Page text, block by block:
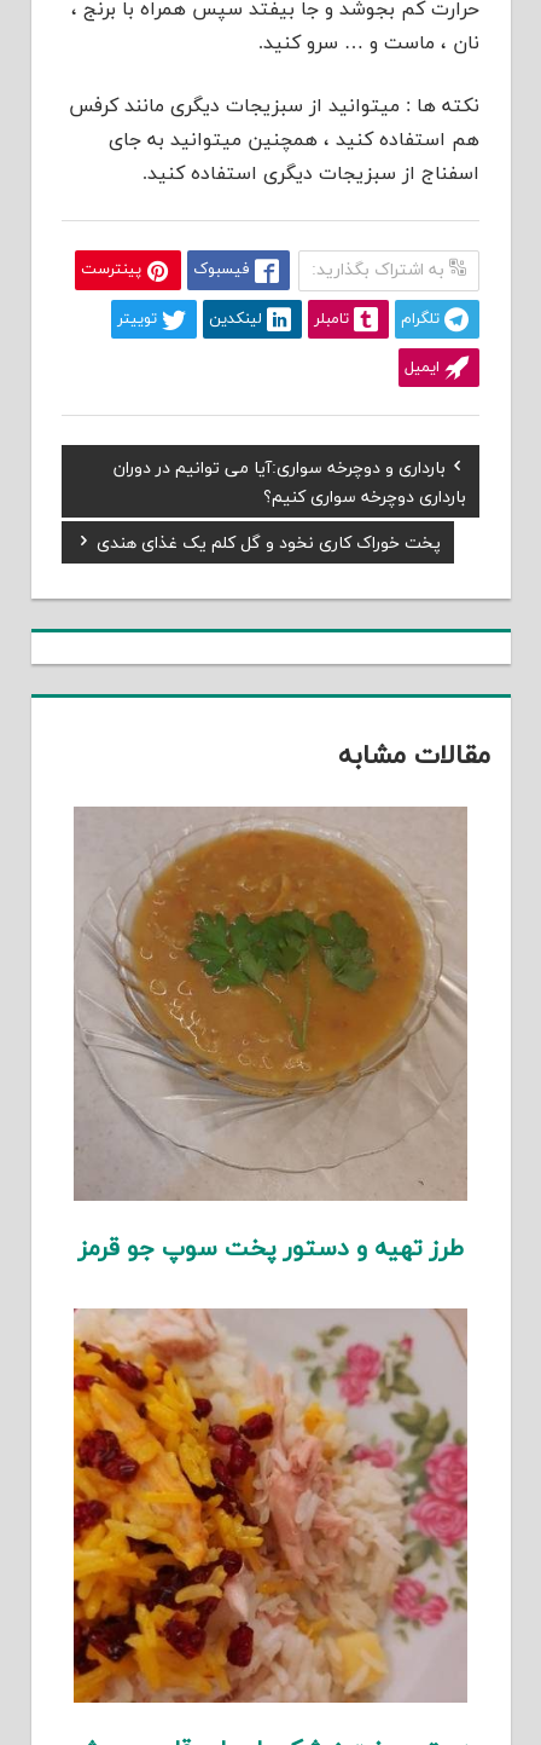
حرارت کم بجوشد و جا بیفتد سپس همراه با برنج ،
نان ، ماست و … سرو کنید.
نکته ها : میتوانید از سبزیجات دیگری مانند کرفس
هم استفاده کنید ، همچنین میتوانید به جای
اسفناج از سبزیجات دیگری استفاده کنید.
به اشتراک بگذارید: فیسبوک پینترست
تلگرام تامبلر لینکدین توییتر
ایمیل
راهبری
نوشته
Previous
Post:
بارداری و دوچرخه سواری:آیا می توانیم در دوران
بارداری دوچرخه سواری کنیم؟
Next
Post:
پخت خوراک کاری نخود و گل کلم یک غذای هندی
مقالات مشابه
طرز تهیه و دستور پخت سوپ جو قرمز